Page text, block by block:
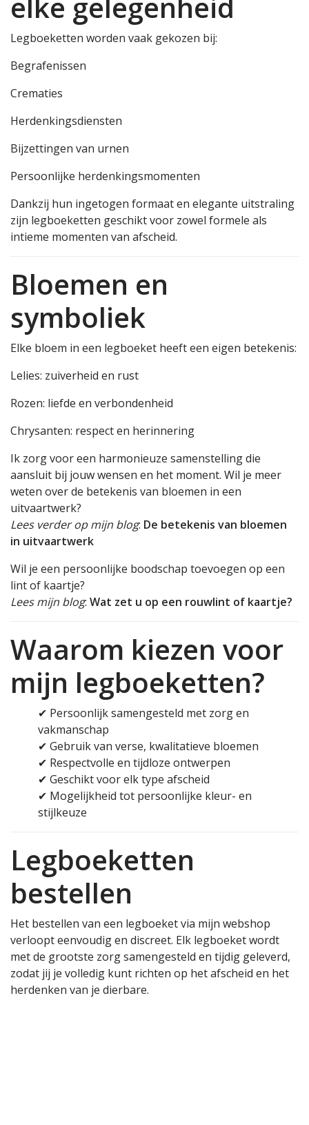
Legboeketten worden vaak gekozen bij:
Begrafenissen
Crematies
Herdenkingsdiensten
Bijzettingen van urnen
Persoonlijke herdenkingsmomenten
Dankzij hun ingetogen formaat en elegante uitstraling
zijn legboeketten geschikt voor zowel formele als
intieme momenten van afscheid.
Bloemen en
symboliek
Elke bloem in een legboeket heeft een eigen betekenis:
Lelies: zuiverheid en rust
Rozen: liefde en verbondenheid
Chrysanten: respect en herinnering
Ik zorg voor een harmonieuze samenstelling die
aansluit bij jouw wensen en het moment. Wil je meer
weten over de betekenis van bloemen in een
uitvaartwerk?
Lees verder op mijn blog: De betekenis van bloemen
in uitvaartwerk
Wil je een persoonlijke boodschap toevoegen op een
lint of kaartje?
Lees mijn blog: Wat zet u op een rouwlint of kaartje?
Waarom kiezen voor
mijn legboeketten?
✔ Persoonlijk samengesteld met zorg en
vakmanschap
✔ Gebruik van verse, kwalitatieve bloemen
✔ Respectvolle en tijdloze ontwerpen
✔ Geschikt voor elk type afscheid
✔ Mogelijkheid tot persoonlijke kleur- en
stijlkeuze
Legboeketten
bestellen
Het bestellen van een legboeket via mijn webshop
verloopt eenvoudig en discreet. Elk legboeket wordt
met de grootste zorg samengesteld en tijdig geleverd,
zodat jij je volledig kunt richten op het afscheid en het
herdenken van je dierbare.